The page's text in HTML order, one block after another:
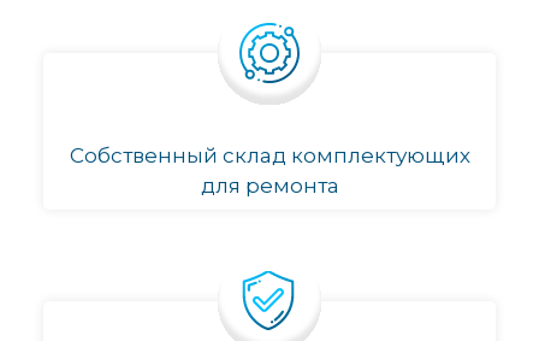
Собственный склад комплектующих
для ремонта